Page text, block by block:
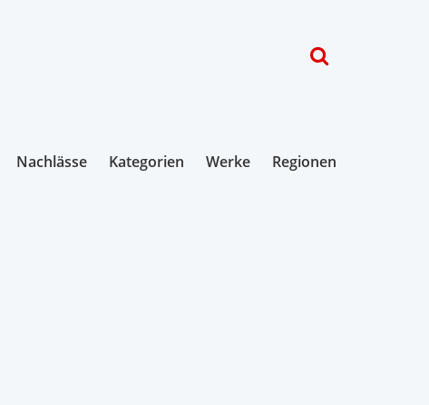
Nachlässe Kategorien Werke Regionen